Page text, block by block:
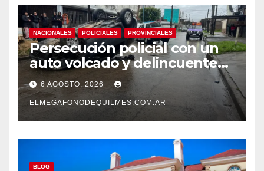
NACIONALES POLICIALES PROVINCIALES
Persecución policial con un
auto volcado y delincuentes
detenidos en San Francisco
Solano
6 AGOSTO, 2026
ELMEGAFONODEQUILMES.COM.AR
BLOG